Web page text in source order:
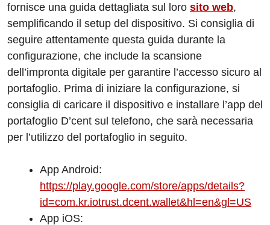
fornisce una guida dettagliata sul loro sito web,
semplificando il setup del dispositivo. Si consiglia di
seguire attentamente questa guida durante la
configurazione, che include la scansione
dell’impronta digitale per garantire l’accesso sicuro al
portafoglio. Prima di iniziare la configurazione, si
consiglia di caricare il dispositivo e installare l’app del
portafoglio D’cent sul telefono, che sarà necessaria
per l’utilizzo del portafoglio in seguito.
App Android:
https://play.google.com/store/apps/details?
id=com.kr.iotrust.dcent.wallet&hl=en&gl=US
App iOS: